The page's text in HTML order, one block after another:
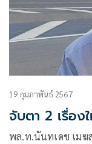
19 กุมภาพันธ์ 2567
จับตา 2 เรื่อ
พล.ท.นันทเดช เมฆ